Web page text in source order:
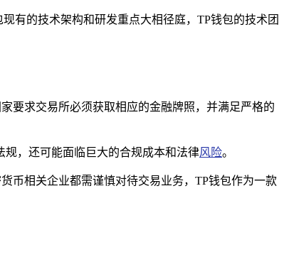
有的技术架构和研发重点大相径庭，TP钱包的技术团
要求交易所必须获取相应的金融牌照，并满足严格的
，还可能面临巨大的合规成本和法律风险。
币相关企业都需谨慎对待交易业务，TP钱包作为一款